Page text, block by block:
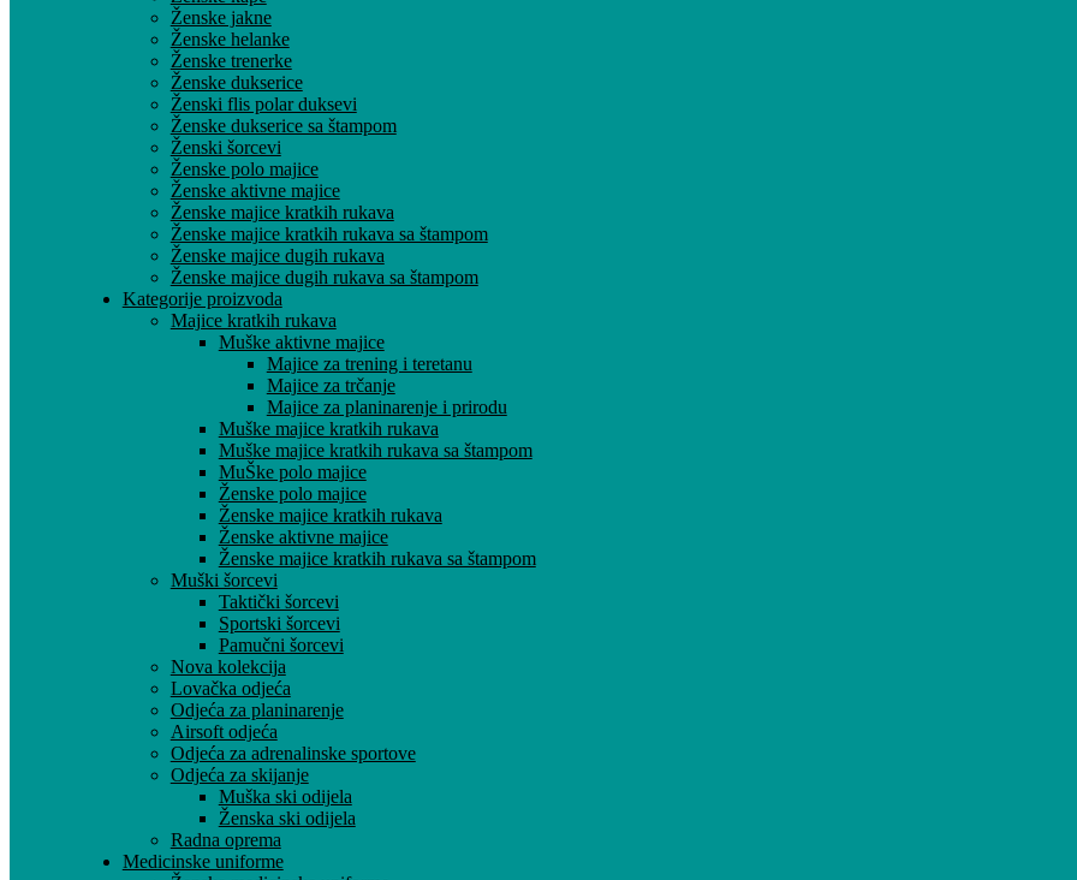
Ženske jakne
Ženske helanke
Ženske trenerke
Ženske dukserice
Ženski flis polar duksevi
Ženske dukserice sa štampom
Ženski šorcevi
Ženske polo majice
Ženske aktivne majice
Ženske majice kratkih rukava
Ženske majice kratkih rukava sa štampom
Ženske majice dugih rukava
Ženske majice dugih rukava sa štampom
Kategorije proizvoda
Majice kratkih rukava
Muške aktivne majice
Majice za trening i teretanu
Majice za trčanje
Majice za planinarenje i prirodu
Muške majice kratkih rukava
Muške majice kratkih rukava sa štampom
MuŠke polo majice
Ženske polo majice
Ženske majice kratkih rukava
Ženske aktivne majice
Ženske majice kratkih rukava sa štampom
Muški šorcevi
Taktički šorcevi
Sportski šorcevi
Pamučni šorcevi
Nova kolekcija
Lovačka odjeća
Odjeća za planinarenje
Airsoft odjeća
Odjeća za adrenalinske sportove
Odjeća za skijanje
Muška ski odijela
Ženska ski odijela
Radna oprema
Medicinske uniforme